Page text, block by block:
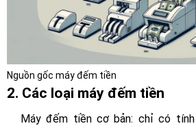
Nguồn gốc máy đếm tiền
2. Các loại máy đếm tiền
Máy đếm tiền cơ bản: chỉ có